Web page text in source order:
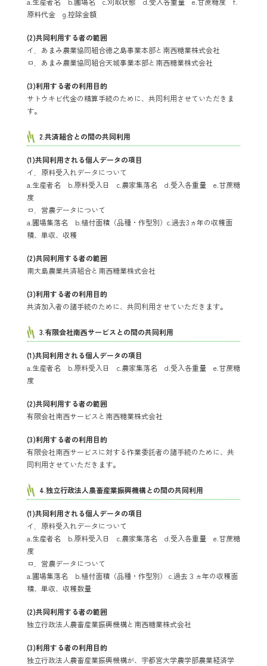
原料代金 g.控除金額
(2)共同利用する者の範囲
イ．あまみ農業協同組合徳之島事業本部と南西糖業株式会社
ロ．あまみ農業協同組合天城事業本部と南西糖業株式会社
(3)利用する者の利用目的
サトウキビ代金の精算手続のために、共同利用させていただきま
す。
2.共済組合との間の共同利用
(1)共同利用される個人データの項目
イ．原料受入れデータについて
a.生産者名 b.原料受入日 c.農家集落名 d.受入各重量 e.甘蔗糖
度
ロ．営農データについて
a.圃場集落名 b.植付面積（品種・作型別）c.過去3ヵ年の収穫面
積、単収、収穫
(2)共同利用する者の範囲
南大島農業共済組合と南西糖業株式会社
(3)利用する者の利用目的
共済加入者の諸手続のために、共同利用させていただきます。
3.有限会社南西サービスとの間の共同利用
(1)共同利用される個人データの項目
a.生産者名 b.原料受入日 c.農家集落名 d.受入各重量 e.甘蔗糖
度
(2)共同利用する者の範囲
有限会社南西サービスと南西糖業株式会社
(3)利用する者の利用目的
有限会社南西サービスに対する作業委託者の諸手続のために、共
同利用させていただきます。
4.独立行政法人農畜産業振興機構との間の共同利用
(1)共同利用される個人データの項目
イ．原料受入れデータについて
a.生産者名 b.原料受入日 c.農家集落名 d.受入各重量 e.甘蔗糖
度
ロ．営農データについて
a.圃場集落名 b.植付面積（品種・作型別） c.過去３ヵ年の収穫面
積、単収、収穫数量
(2)共同利用する者の範囲
独立行政法人農畜産業振興機構と南西糖業株式会社
(3)利用する者の利用目的
独立行政法人農畜産業振興機構が、宇都宮大学農学部農業経済学